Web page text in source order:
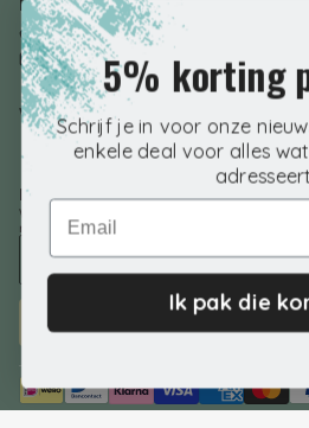
Netherlands
+31 (0) 85 246 3634
info@crazylabels.nl
NL860793278B01
Volg ons
Nieuwsbrief aanmelden
Voer je e-mailadres in om speciale
nog veel meer te ontvangen!
ABONNEREN
5% korting
Schrijf je in voor onze
enkele deal voor alles
Email
Ik pak die